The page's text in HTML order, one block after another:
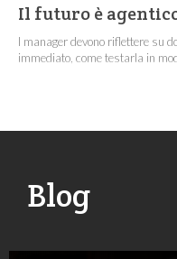
Il futuro è
I manager devono riflettere su
immediato, come testarla in
Blog